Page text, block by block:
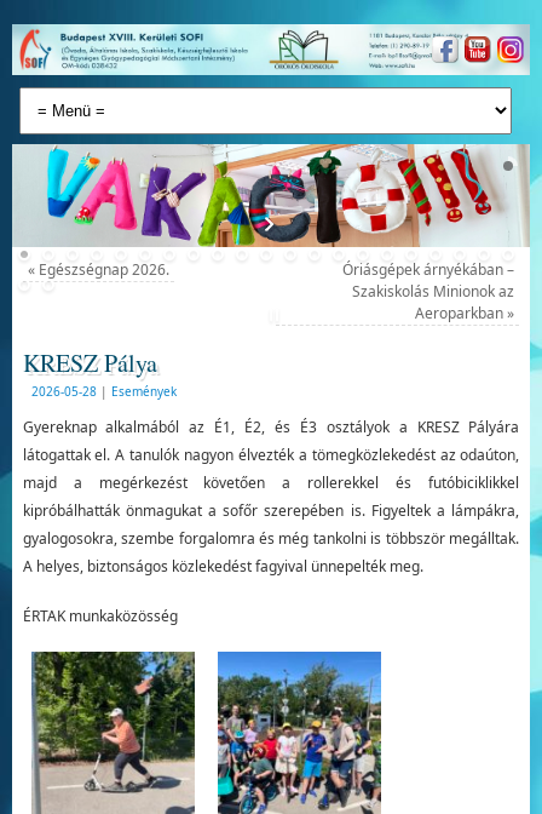
«Egészségnap 2026.
Óriásgépek árnyékában –
Szakiskolás Minionok az
Aeroparkban»
KRESZ Pálya
2026-05-28 | Események
Gyereknap alkalmából az É1, É2, és É3 osztályok a KRESZ Pályára
látogattak el. A tanulók nagyon élvezték a tömegközlekedést az odaúton,
majd a megérkezést követően a rollerekkel és futóbiciklikkel
kipróbálhatták önmagukat a sofőr szerepében is. Figyeltek a lámpákra,
gyalogosokra, szembe forgalomra és még tankolni is többször megálltak.
A helyes, biztonságos közlekedést fagyival ünnepelték meg.
ÉRTAK munkaközösség